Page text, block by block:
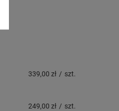
339,00 zł / szt.
249,00 zł / szt.